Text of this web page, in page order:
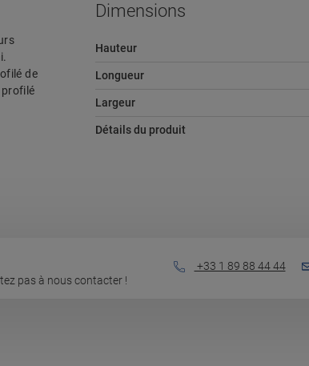
de
profilé
Dimensions
Hauteur
Longueur
Largeur
Détails du produit
pas à nous contacter !
+33 1 89 88 44 44